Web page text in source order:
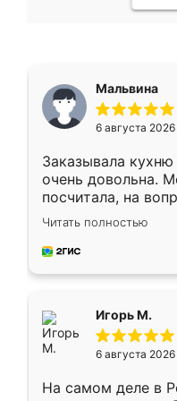
Мальвина
6 августа 2026
Заказывала кухню
очень довольна.
посчитала, на
Замерщик
делу со всей
за день, ребята
Читать полностью
Игорь М.
6 августа 2026
На самом деле в